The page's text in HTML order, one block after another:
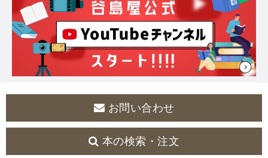
お問い合わせ
本の検索・注文